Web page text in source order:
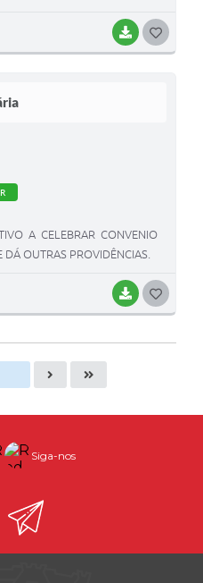
BAIXAR
BAIXAR
A CELEBRAR CONVENIO
DÁ OUTRAS PROVIDÊNCIAS.
Siga-nos